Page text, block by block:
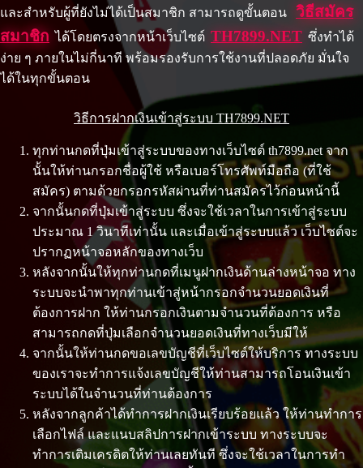
และสำหรับผู้ที่ยังไม่ได้เป็นสมาชิก สามารถดูขั้นตอน
วิธีสมัคร
สมาชิก ได้โดยตรงจากหน้าเว็บไซต์ TH7899.NET ซึ่งทำได้
ง่าย ๆ ภายในไม่กี่นาที พร้อมรองรับการใช้งานที่ปลอดภัย มั่นใจ
ได้ในทุกขั้นตอน
วิธีการฝากเงินเข้าสู่ระบบ TH7899.NET
ทุกท่านกดที่ปุ่มเข้าสู่ระบบของทางเว็บไซต์ th7899.net จาก
นั้นให้ท่านกรอกชื่อผู้ใช้ หรือเบอร์โทรศัพท์มือถือ (ที่ใช้
สมัคร) ตามด้วยกรอกรหัสผ่านที่ท่านสมัครไว้ก่อนหน้านี้
จากนั้นกดที่ปุ่มเข้าสู่ระบบ ซึ่งจะใช้เวลาในการเข้าสู่ระบบ
ประมาณ 1 วินาทีเท่านั้น และเมื่อเข้าสู่ระบบแล้ว เว็บไซต์จะ
ปรากฏหน้าจอหลักของทางเว็บ
หลังจากนั้นให้ทุกท่านกดที่เมนูฝากเงินด้านล่างหน้าจอ ทาง
ระบบจะนำพาทุกท่านเข้าสู่หน้ากรอกจำนวนยอดเงินที่
ต้องการฝาก ให้ท่านกรอกเงินตามจำนวนที่ต้องการ หรือ
สามารถกดที่ปุ่มเลือกจำนวนยอดเงินที่ทางเว็บมีให้
จากนั้นให้ท่านกดขอเลขบัญชีที่เว็บไซต์ให้บริการ ทางระบบ
ของเราจะทำการแจ้งเลขบัญชีให้ท่านสามารถโอนเงินเข้า
ระบบได้ในจำนวนที่ท่านต้องการ
หลังจากลูกค้าได้ทำการฝากเงินเรียบร้อยแล้ว ให้ท่านทำการ
เลือกไฟล์ และแนบสลิปการฝากเข้าระบบ ทางระบบจะ
ทำการเติมเครดิตให้ท่านเลยทันที ซึ่งจะใช้เวลาในการทำ